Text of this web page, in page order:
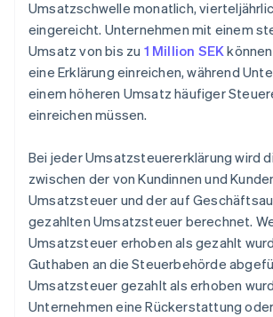
Umsatzschwelle monatlich,
eingereicht. Unternehmen mit einem
Umsatz von bis zu 1 Million SEK
eine Erklärung einreichen, während
einem höheren Umsatz häufiger
einreichen müssen.
Bei jeder Umsatzsteuererklärung wird
zwischen der von Kundinnen und
Umsatzsteuer und der auf
gezahlten Umsatzsteuer berechnet.
Umsatzsteuer erhoben als gezahlt
Guthaben an die Steuerbehörde
Umsatzsteuer gezahlt als erhoben
Unternehmen eine Rückerstattung